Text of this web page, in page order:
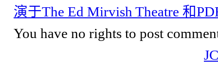
演于The Ed Mirvish Theatre 和
You have no rights to post